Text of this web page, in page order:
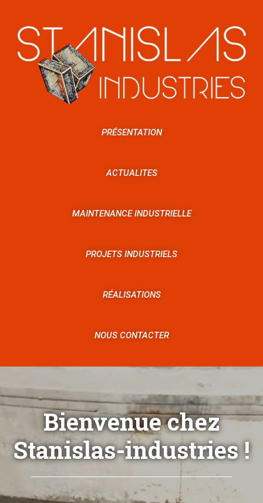
PRÉSENTATION
ACTUALITES
MAINTENANCE INDUSTRIELLE
PROJETS INDUSTRIELS
RÉALISATIONS
NOUS CONTACTER
Bienvenue chez
Stanislas-industries !